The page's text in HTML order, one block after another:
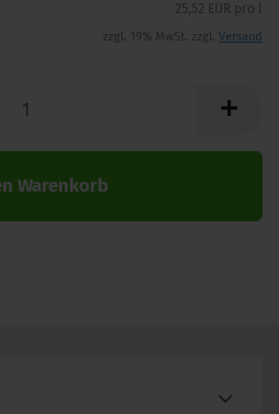
25,52 EUR pro l
zzgl. 19% MwSt. zzgl. Versand
Warenkorb